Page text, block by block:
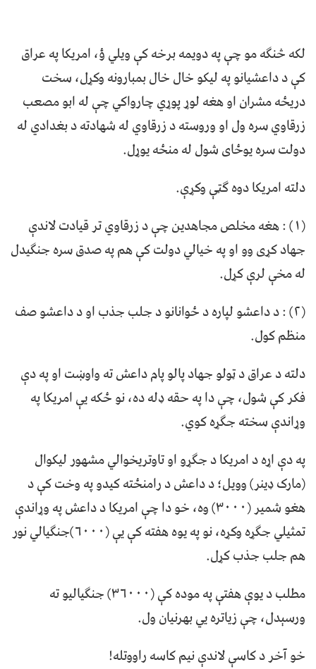
لکه څنګه مو چې په دویمه برخه کې ویلي ؤ، امریکا په عراق
کې د داعشیانو په لیکو خال خال بمبارونه وکړل، سخت
دریځه مشران او هغه لوړ پوړي چارواکي چې له ابو مصعب
زرقاوي سره ول او وروسته د زرقاوي له شهادته د بغدادي له
دولت سره یوځای شول له منځه یوړل.
دلته امریکا دوه ګټې وکړې.
(١) : هغه مخلص مجاهدین چې د زرقاوي تر قیادت لاندې
جهاد کړی وو او په خیالي دولت کې هم په صدق سره جنګیدل
له مخې لرې کړل.
(٢) : د داعشو لپاره د ځوانانو د جلب جذب او د داعشو صف
منظم کول.
دلته د عراق د ټولو جهاد پالو پام داعش ته واوښت او په دې
فکر کې شول، چې دا په حقه ډله ده، نو ځکه یې امریکا په
وړاندې سخته جګړه کوي.
په دې اړه د امریکا د جګړو او تاوتریخوالي مشهور لیکوال
(مارک ډینر) وویل؛ د داعش د رامنځته کیدو په وخت کې د
هغو شمیر (٣٠٠٠) وه، خو دا چې امریکا د داعش په وړاندې
تمثیلي جګړه وکړه، نو په یوه هفته کې یې (٦٠٠٠)جنګیالي نور
هم جلب جذب کړل.
مطلب د یوې هفتې په موده کې (٣٦٠٠٠) جنګیالیو ته
ورسېدل، چې زیاتره یي بهرنیان ول.
خو آخر د کاسې لاندې نیم کاسه راووتله!